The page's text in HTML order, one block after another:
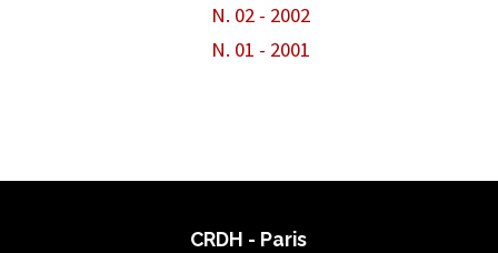
N. 02 - 2002
N. 01 - 2001
CRDH - Paris